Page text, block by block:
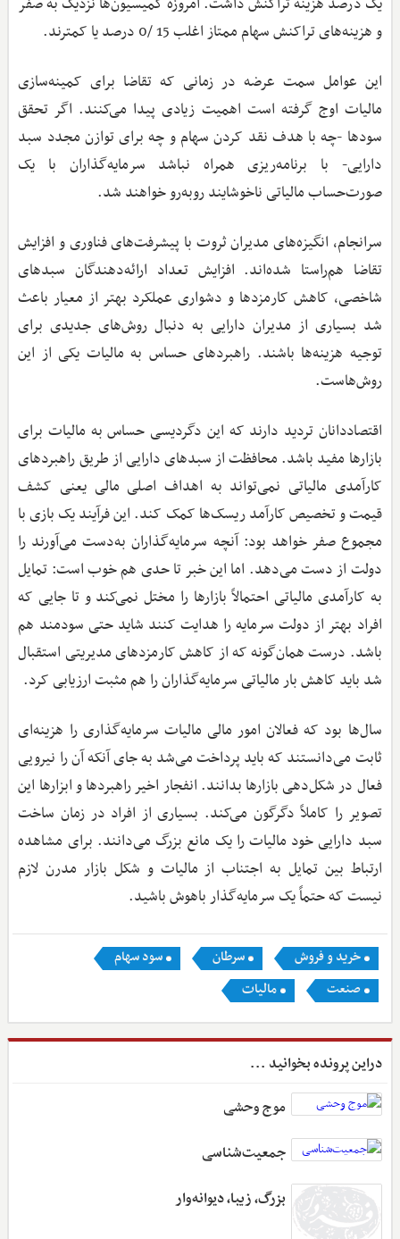
و هزینه‌های تراکنش سهام ممتاز اغلب 15 /0 درصد یا کمترند.
این عوامل سمت عرضه در زمانی که تقاضا برای کمینه‌سازی
مالیات اوج گرفته است اهمیت زیادی پیدا می‌کنند. اگر تحقق
سودها -چه با هدف نقد کردن سهام و چه برای توازن مجدد سبد
دارایی- با برنامه‌ریزی همراه نباشد سرمایه‌گذاران با یک
صورت‌حساب مالیاتی ناخوشایند روبه‌رو خواهند شد.
سرانجام، انگیزه‌های مدیران ثروت با پیشرفت‌های فناوری و افزایش
تقاضا هم‌راستا شده‌اند. افزایش تعداد ارائه‌دهندگان سبدهای
شاخصی، کاهش کارمزدها و دشواری عملکرد بهتر از معیار باعث
شد بسیاری از مدیران دارایی به دنبال روش‌های جدیدی برای
توجیه هزینه‌ها باشند. راهبردهای حساس به مالیات یکی از این
روش‌هاست.
اقتصاددانان تردید دارند که این دگردیسی حساس به مالیات برای
بازارها مفید باشد. محافظت از سبدهای دارایی از طریق راهبردهای
کارآمدی مالیاتی نمی‌تواند به اهداف اصلی مالی یعنی کشف
قیمت و تخصیص کارآمد ریسک‌ها کمک کند. این فرآیند یک بازی با
مجموع صفر خواهد بود: آنچه سرمایه‌گذاران به‌دست می‌آورند را
دولت از دست می‌دهد. اما این خبر تا حدی هم خوب است: تمایل
به کارآمدی مالیاتی احتمالاً بازارها را مختل نمی‌کند و تا جایی که
افراد بهتر از دولت سرمایه را هدایت کنند شاید حتی سودمند هم
باشد. درست همان‌گونه که از کاهش کارمزدهای مدیریتی استقبال
شد باید کاهش بار مالیاتی سرمایه‌گذاران را هم مثبت ارزیابی کرد.
سال‌ها بود که فعالان امور مالی مالیات سرمایه‌گذاری را هزینه‌ای
ثابت می‌دانستند که باید پرداخت می‌شد به جای آنکه آن را نیرویی
فعال در شکل‌دهی بازارها بدانند. انفجار اخیر راهبردها و ابزارها این
تصویر را کاملاً دگرگون می‌کند. بسیاری از افراد در زمان ساخت
سبد دارایی خود مالیات را یک مانع بزرگ می‌دانند. برای مشاهده
ارتباط بین تمایل به اجتناب از مالیات و شکل بازار مدرن لازم
نیست که حتماً یک سرمایه‌گذار باهوش باشید.
خرید و فروش سرطان
سود سهام
صنعت
مالیات
دراین پرونده بخوانید ...
موج وحشی
جمعیت‌شناسی
بزرگ، زیبا، دیوانه‌وار